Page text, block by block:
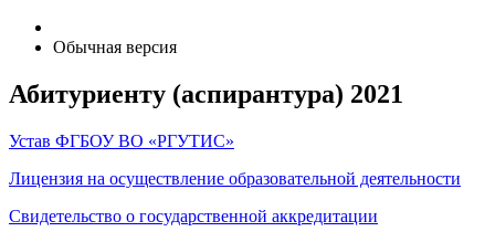
Обычная версия
Абитуриенту (аспирантура) 2021
Устав ФГБОУ ВО «РГУТИС»
Лицензия на осуществление образовательной деятельности
Свидетельство о государственной аккредитации